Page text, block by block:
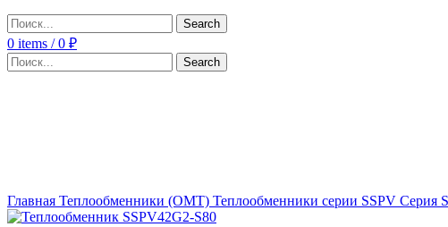
Search
0 items / 0 ₽
Search
Главная Теплообменники (OMT) Теплообменники серии SSPV Серия